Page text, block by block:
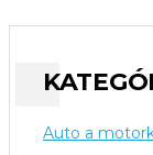
Auto a